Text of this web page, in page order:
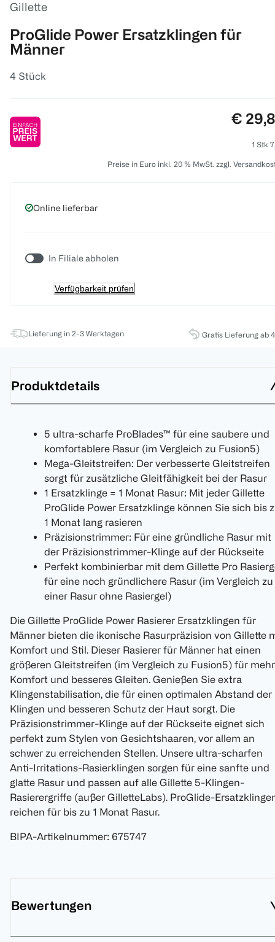
Gillette
ProGlide Power Ersatzklingen für
Männer
4 Stück
Preis:
€
1 Stk
Preise in Euro inkl. 20 % MwSt. zzgl.
Online lieferbar
In Filiale abholen
Verfügbarkeit prüfen
Lieferung in 2-3 Werktagen Gratis Lieferung ab
Produktdetails
5 ultra-scharfe ProBlades™ für eine saubere und
komfortablere Rasur (im Vergleich zu Fusion5)
Mega-Gleitstreifen: Der verbesserte Gleitstreifen
sorgt für zusätzliche Gleitfähigkeit bei der Rasur
1 Ersatzklinge = 1 Monat Rasur: Mit jeder Gillette
ProGlide Power Ersatzklinge können Sie sich bis
1 Monat lang rasieren
Präzisionstrimmer: Für eine gründliche Rasur mit
der Präzisionstrimmer-Klinge auf der Rückseite
Perfekt kombinierbar mit dem Gillette Pro
für eine noch gründlichere Rasur (im Vergleich zu
einer Rasur ohne Rasiergel)
Die Gillette ProGlide Power Rasierer Ersatzklingen für
Männer bieten die ikonische Rasurpräzision von Gillette
Komfort und Stil. Dieser Rasierer für Männer hat einen
größeren Gleitstreifen (im Vergleich zu Fusion5) für mehr
Komfort und besseres Gleiten. Genießen Sie extra
Klingenstabilisation, die für einen optimalen Abstand der
Klingen und besseren Schutz der Haut sorgt. Die
Präzisionstrimmer-Klinge auf der Rückseite eignet sich
perfekt zum Stylen von Gesichtshaaren, vor allem an
schwer zu erreichenden Stellen. Unsere ultra-scharfen
Anti-Irritations-Rasierklingen sorgen für eine sanfte und
glatte Rasur und passen auf alle Gillette 5-Klingen-
Rasierergriffe (außer GilletteLabs). ProGlide-
reichen für bis zu 1 Monat Rasur.
BIPA-Artikelnummer: 675747
Bewertungen